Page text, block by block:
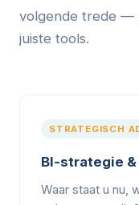
volgende trede —
juiste tools.
STRATEGISCH
BI-strategie
Waar staat u nu,